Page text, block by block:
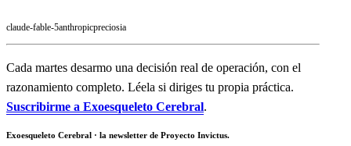
claude-fable-5anthropicpreciosia
Cada martes desarmo una decisión real de operación, con el
razonamiento completo. Léela si diriges tu propia práctica.
Suscribirme a Exoesqueleto Cerebral.
Exoesqueleto Cerebral · la newsletter de Proyecto Invictus.